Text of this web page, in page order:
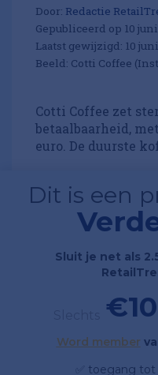
Door: Redactie
Gepubliceerd op 10
Laatst gewijzigd: 10
Beeld: Cotti Coffee
Cotti Coffee zet
betaalbaarheid,
euro. De duurste
Dit is een
Sluit je net als
€10
Word member
✅ toegang